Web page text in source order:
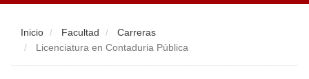
Inicio Facultad
Carreras
Licenciatura en Contaduria Pública